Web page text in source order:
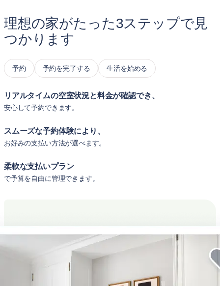
理想の家がたった3ステップで見
つかります
予約 予約を完了する 生活を始める
リアルタイムの空室状況と料金が確認でき、
安心して予約できます。
スムーズな予約体験により、
お好みの支払い方法が選べます。
柔軟な支払いプラン
で予算を自由に管理できます。